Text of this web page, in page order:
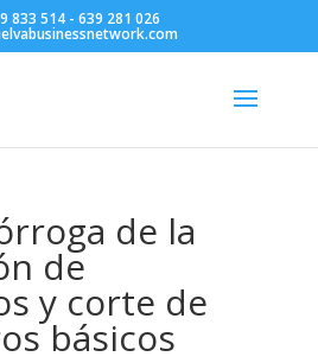
833 514 - 639 281 026
de la
de
y corte de
básicos